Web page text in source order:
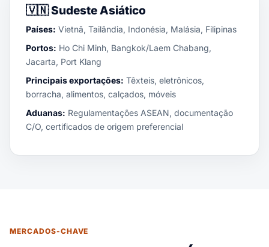
🇻🇳Sudeste Asiático
Países: Vietnã, Tailândia, Indonésia, Malásia, Filipinas
Portos: Ho Chi Minh, Bangkok/Laem Chabang,
Jacarta, Port Klang
Principais exportações: Têxteis, eletrônicos,
borracha, alimentos, calçados, móveis
Aduanas: Regulamentações ASEAN, documentação
C/O, certificados de origem preferencial
MERCADOS-CHAVE